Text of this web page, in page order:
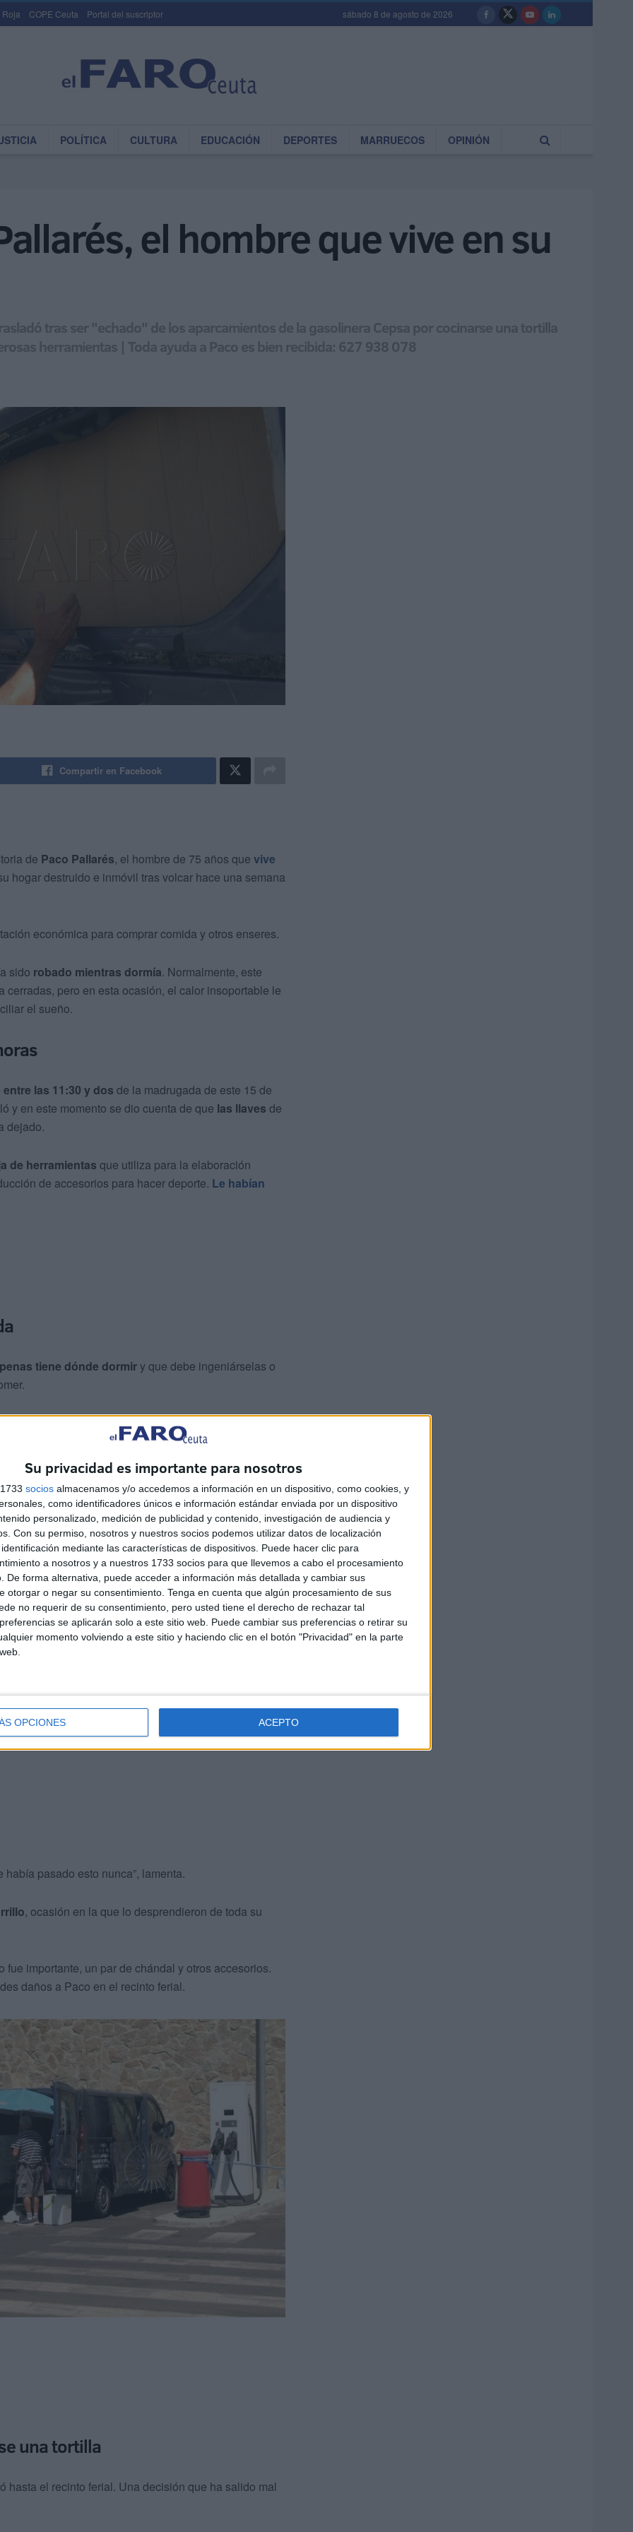
Su privacidad es importante para nosotros
socios almacenamos y/o accedemos a información en un dispositivo, como cookies, y
como identificadores únicos e información estándar enviada por un dispositivo
personalizado, medición de publicidad y contenido, investigación de audiencia y
Con su permiso, nosotros y nuestros socios podemos utilizar datos de localización
mediante las características de dispositivos. Puede hacer clic para
a nosotros y a nuestros 1733 socios para que llevemos a cabo el procesamiento
De forma alternativa, puede acceder a información más detallada y cambiar sus
otorgar o negar su consentimiento. Tenga en cuenta que algún procesamiento de sus
no requerir de su consentimiento, pero usted tiene el derecho de rechazar tal
se aplicarán solo a este sitio web. Puede cambiar sus preferencias o retirar su
momento volviendo a este sitio y haciendo clic en el botón "Privacidad" en la parte
OPCIONES ACEPTO
Roja COPE Ceuta Portal del suscriptor sábado 8 de agosto de 2026
POLÍTICA CULTURA EDUCACIÓN DEPORTES MARRUECOS OPINIÓN
el hombre que vive en su
tras ser "echado" de los aparcamientos de la gasolinera Cepsa por cocinarse una tortilla
herramientas | Toda ayuda a Paco es bien recibida: 627 938 078
Compartir en Facebook
de Paco Pallarés, el hombre de 75 años que vive
hogar destruido e inmóvil tras volcar hace una semana
económica para comprar comida y otros enseres.
sido robado mientras dormía. Normalmente, este
pero en esta ocasión, el calor insoportable le
el sueño.
entre las 11:30 y dos de la madrugada de este 15 de
y en este momento se dio cuenta de que las llaves de
dejado.
de herramientas que utiliza para la elaboración
de accesorios para hacer deporte. Le habían
tiene dónde dormiry que debe ingeniárselas o
Aunque, debemos resaltar que
, como cuatro muchachas que tras
euros.
cada una, no me lo esperaba, fue un gesto que no
de agradecimiento.
ayuda a un conocido que podría conocer la mano de
su móvil y las llaves de la furgoneta, pero
en la cabeza y con gesto triste. Paco utiliza todas y
artesanías.
había pasado esto nunca”, lamenta.
, ocasión en la que lo desprendieron de toda su
fue importante, un par de chándal y otros accesorios.
daños a Paco en el recinto ferial.
una tortilla
hasta el recinto ferial. Una decisión que ha salido mal